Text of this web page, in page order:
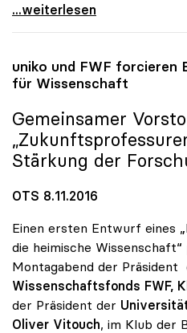
Allianz der Österreich.
...weiterlesen
uniko und FWF forcieren
für Wissenschaft
Gemeinsamer
Stärkung der
OTS 8.11.2016
Einen ersten Entwurf eines
die heimische
Montagabend der Präsident
Wissenschaftsfonds FWF,
der Präsident der
Oliver Vitouch, im Klub der